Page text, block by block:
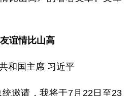
谊情比山高
和国主席 习近平
邀请，我将于7月22日至23